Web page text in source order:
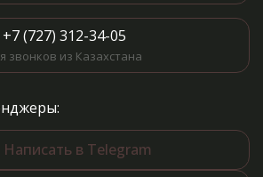
+7 (727) 312-34-05
звонков из Казахстана
Написать в Telegram